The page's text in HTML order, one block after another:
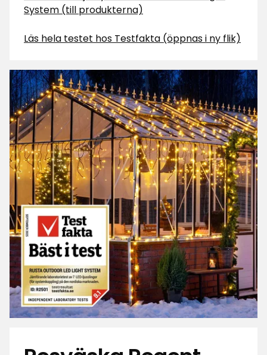
System (till produkterna)
Läs hela testet hos Testfakta (öppnas i ny flik)